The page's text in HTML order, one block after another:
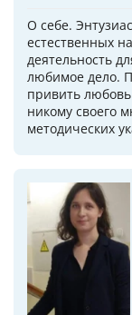
О себе.
естественных
деятельность
любимое дело.
привить
никому своего
методических